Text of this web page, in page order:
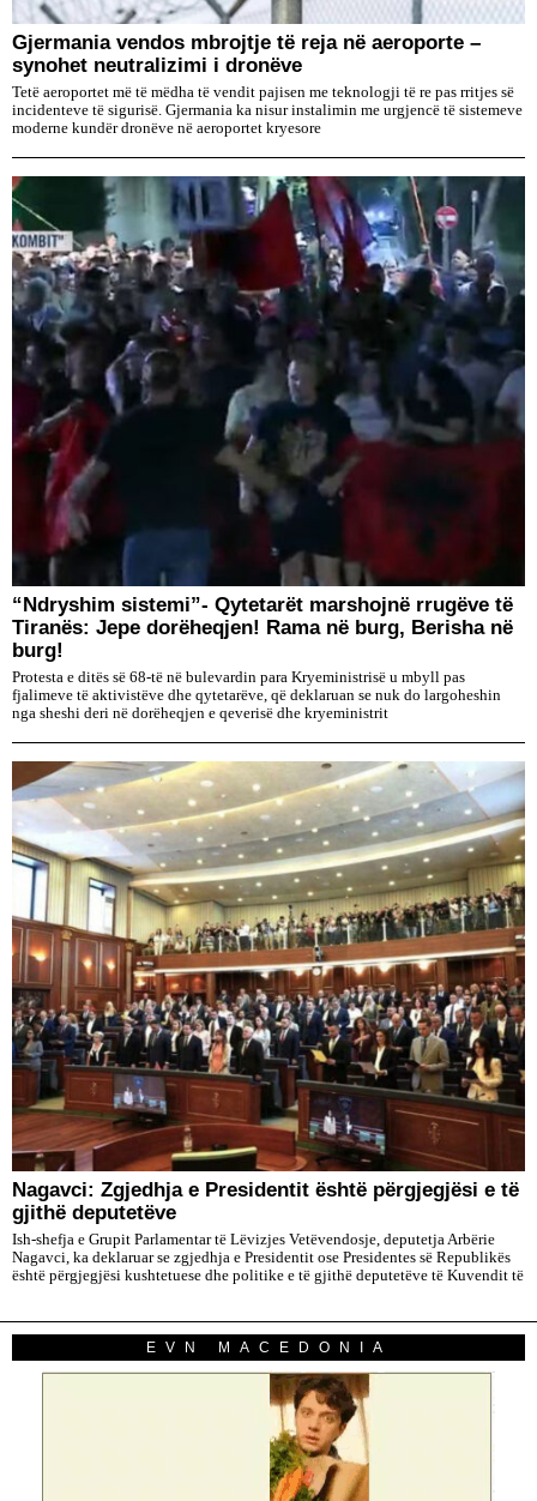
Gjermania vendos mbrojtje të reja në aeroporte –
synohet neutralizimi i dronëve
Tetë aeroportet më të mëdha të vendit pajisen me teknologji të re pas rritjes së
incidenteve të sigurisë. Gjermania ka nisur instalimin me urgjencë të sistemeve
moderne kundër dronëve në aeroportet kryesore
“Ndryshim sistemi”- Qytetarët marshojnë rrugëve të
Tiranës: Jepe dorëheqjen! Rama në burg, Berisha në
burg!
Protesta e ditës së 68-të në bulevardin para Kryeministrisë u mbyll pas
fjalimeve të aktivistëve dhe qytetarëve, që deklaruan se nuk do largoheshin
nga sheshi deri në dorëheqjen e qeverisë dhe kryeministrit
Nagavci: Zgjedhja e Presidentit është përgjegjësi e të
gjithë deputetëve
Ish-shefja e Grupit Parlamentar të Lëvizjes Vetëvendosje, deputetja Arbërie
Nagavci, ka deklaruar se zgjedhja e Presidentit ose Presidentes së Republikës
është përgjegjësi kushtetuese dhe politike e të gjithë deputetëve të Kuvendit të
EVN MACEDONIA